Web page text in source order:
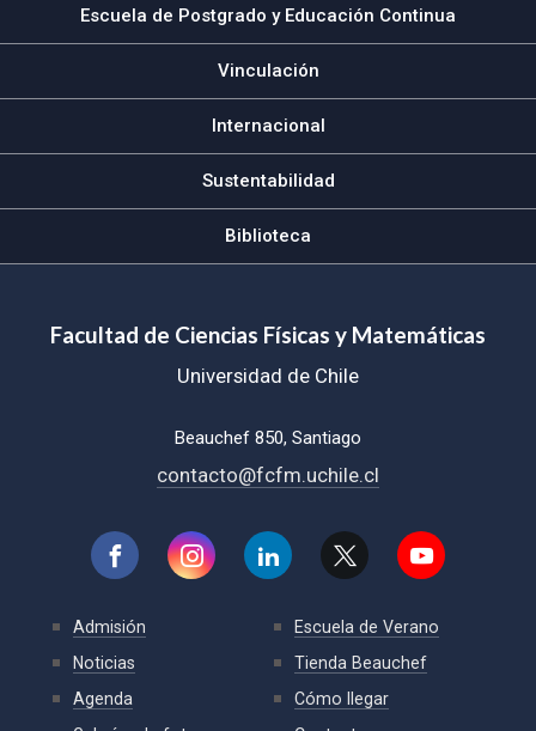
Escuela de Postgrado y Educación Continua
Vinculación
Internacional
Sustentabilidad
Biblioteca
Facultad de Ciencias Físicas y Matemáticas
Universidad de Chile
Beauchef 850, Santiago
contacto@fcfm.uchile.cl
Admisión
Noticias
Agenda
Escuela de Verano
Tienda Beauchef
Cómo llegar